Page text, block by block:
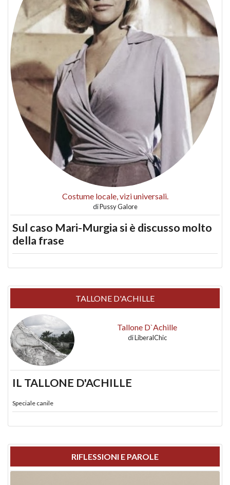
Costume locale, vizi universali.
diPussy Galore
Sul caso Mari-Murgia si è discusso molto
della frase
TALLONE D'ACHILLE
Tallone D`Achille
diLiberalChic
IL TALLONE D'ACHILLE
Speciale canile
RIFLESSIONI E PAROLE